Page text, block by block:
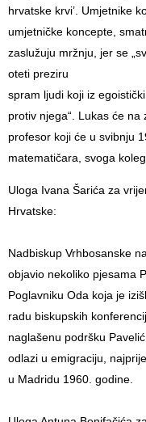
hrvatske krvi’. Umjetnike
umjetničke koncepte,
zaslužuju mržnju, jer se
oteti preziru
spram ljudi koji iz
protiv njega“. Lukas će
profesor koji će u svibnju
matematičara, svoga
Uloga Ivana Šarića za
Hrvatske:
Nadbiskup Vrhbosanske
objavio nekoliko pjesama
Poglavniku Oda koja je
radu biskupskih
naglašenu podršku
odlazi u emigraciju,
u Madridu 1960. godine.